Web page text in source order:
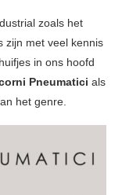
zoals het
zijn met veel kennis
in ons hoofd
Pneumatici als
het genre.